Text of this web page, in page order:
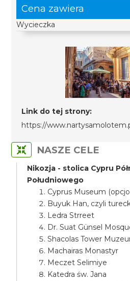
Cena zawiera
Wycieczka
Link do tej strony:
https://
NASZE CELE
Nikozja - stolica Cypru
Południowego
Cyprus Museum
Buyuk Han, czyli
Ledra Strreet
Dr. Suat Günsel
Shacolas Tower
Machairas Monastyr
Meczet Selimiye
Katedra św. Jana